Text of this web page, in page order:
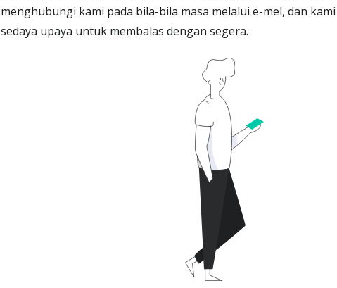
menghubungi kami pada bila-bila masa melalui e-mel, dan
sedaya upaya untuk membalas dengan segera.